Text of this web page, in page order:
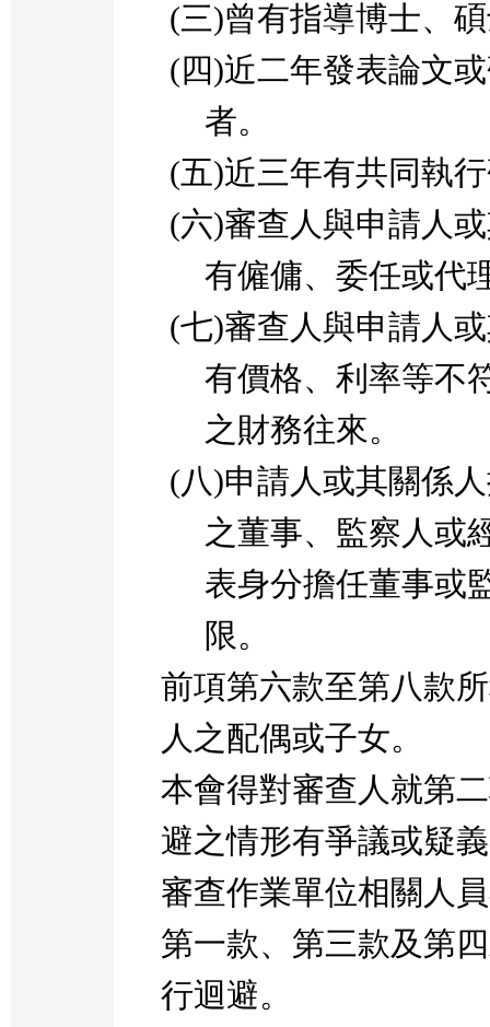
(三)曾有指導博士、
(四)近二年發表論文
者。
(五)近三年有共同執
(六)審查人與申請人
有僱傭、委任或代
(七)審查人與申請人
有價格、利率等不
之財務往來。
(八)申請人或其關係
之董事、監察人或
表身分擔任董事或
限。
前項第六款至第八款
人之配偶或子女。
本會得對審查人就第
避之情形有爭議或疑
審查作業單位相關人
第一款、第三款及第
行迴避。